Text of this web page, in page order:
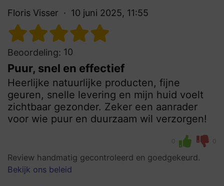
Floris Visser 10 juni 2025, 11:55
Beoordeling: 10
Puur, snel en effectief
Heerlijke natuurlijke producten, fijne
geuren, snelle levering en mijn huid voelt
zichtbaar gezonder. Zeker een aanrader
voor wie puur en duurzaam wil verzorgen!
0 0
Review handmatig gecontroleerd en goedgekeurd.
Bekijk ons beleid